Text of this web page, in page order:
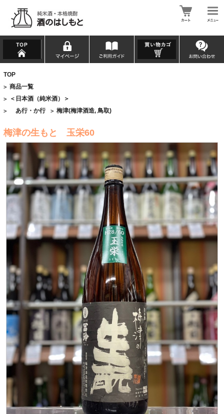
TOP
> 商品一覧
> ＜日本酒（純米酒）＞
> あ行・か行 > 梅津(梅津酒造, 鳥取)
梅津の生もと 玉栄60